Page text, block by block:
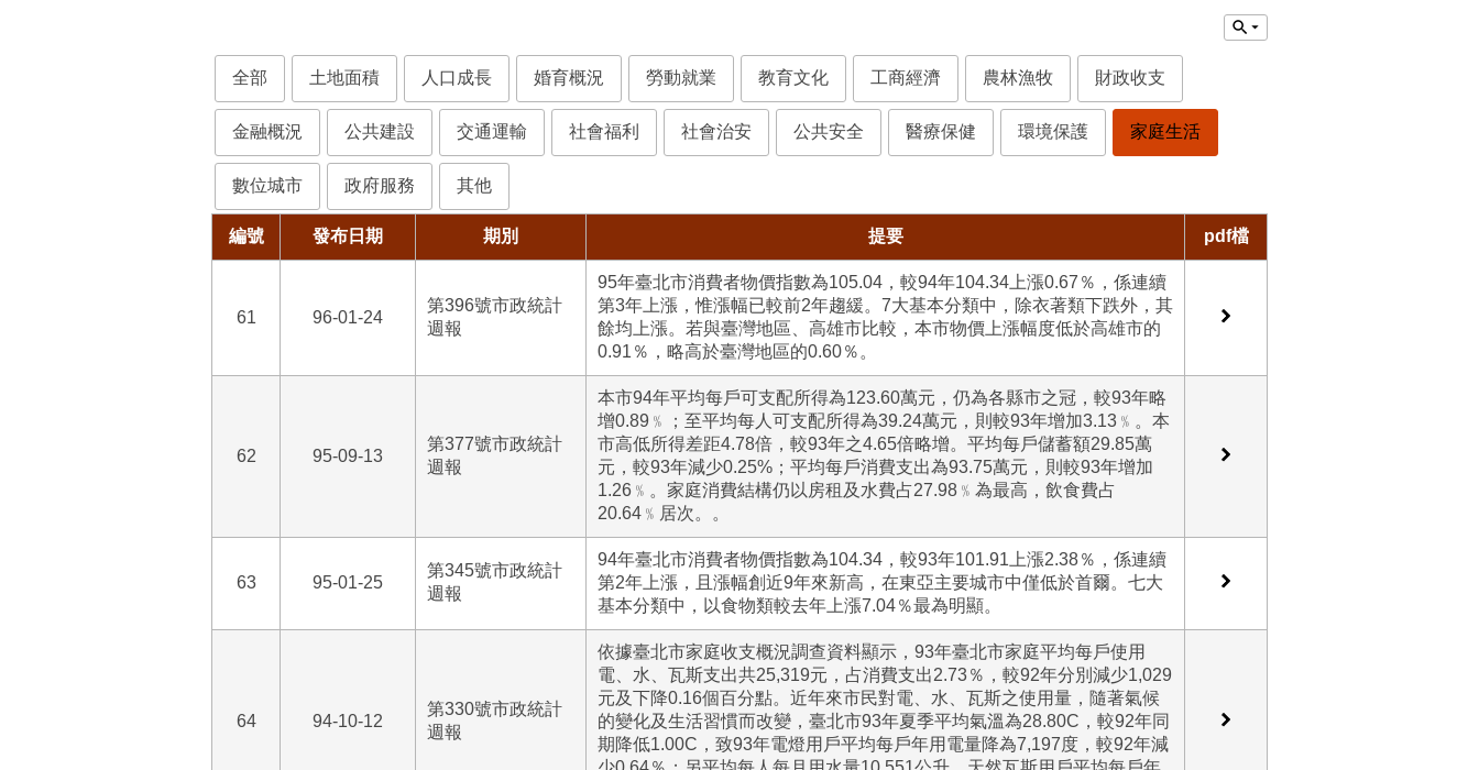
全部 土地面積 人口成長 婚育概況 勞動就業 教育文化 工商經濟 農林漁牧 財政收支
金融概況 公共建設 交通運輸 社會福利 社會治安 公共安全 醫療保健 環境保護 家庭生活
數位城市 政府服務 其他
編號 發布日期 期別 提要 pdf檔
61 96-01-24
第396號市政統計
週報
95年臺北市消費者物價指數為105.04，較94年104.34上漲0.67％，係連續
第3年上漲，惟漲幅已較前2年趨緩。7大基本分類中，除衣著類下跌外，其
餘均上漲。若與臺灣地區、高雄市比較，本市物價上漲幅度低於高雄市的
0.91％，略高於臺灣地區的0.60％。
62 95-09-13
第377號市政統計
週報
本市94年平均每戶可支配所得為123.60萬元，仍為各縣市之冠，較93年略
增0.89﹪；至平均每人可支配所得為39.24萬元，則較93年增加3.13﹪。本
市高低所得差距4.78倍，較93年之4.65倍略增。平均每戶儲蓄額29.85萬
元，較93年減少0.25%；平均每戶消費支出為93.75萬元，則較93年增加
1.26﹪。家庭消費結構仍以房租及水費占27.98﹪為最高，飲食費占
20.64﹪居次。。
63 95-01-25
第345號市政統計
週報
94年臺北市消費者物價指數為104.34，較93年101.91上漲2.38％，係連續
第2年上漲，且漲幅創近9年來新高，在東亞主要城市中僅低於首爾。七大
基本分類中，以食物類較去年上漲7.04％最為明顯。
64 94-10-12
第330號市政統計
週報
依據臺北市家庭收支概況調查資料顯示，93年臺北市家庭平均每戶使用
電、水、瓦斯支出共25,319元，占消費支出2.73％，較92年分別減少1,029
元及下降0.16個百分點。近年來市民對電、水、瓦斯之使用量，隨著氣候
的變化及生活習慣而改變，臺北市93年夏季平均氣溫為28.80C，較92年同
期降低1.00C，致93年電燈用戶平均每戶年用電量降為7,197度，較92年減